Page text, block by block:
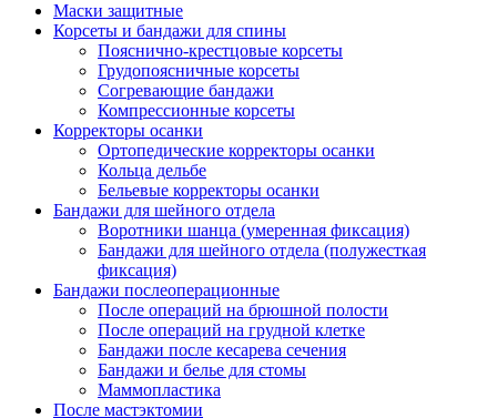
Маски защитные
Корсеты и бандажи для спины
Пояснично-крестцовые корсеты
Грудопоясничные корсеты
Согревающие бандажи
Компрессионные корсеты
Корректоры осанки
Ортопедические корректоры осанки
Кольца дельбе
Бельевые корректоры осанки
Бандажи для шейного отдела
Воротники шанца (умеренная фиксация)
Бандажи для шейного отдела (полужесткая
фиксация)
Бандажи послеоперационные
После операций на брюшной полости
После операций на грудной клетке
Бандажи после кесарева сечения
Бандажи и белье для стомы
Маммопластика
После мастэктомии